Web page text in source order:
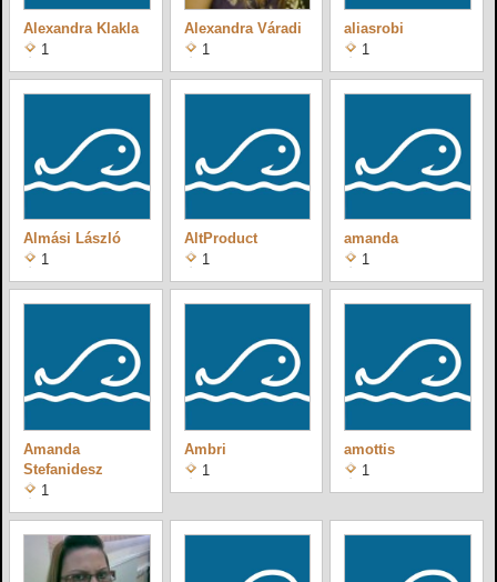
Alexandra Klakla
1
Alexandra Váradi
1
aliasrobi
1
Almási László
1
AltProduct
1
amanda
1
Amanda
Stefanidesz
1
Ambri
1
amottis
1